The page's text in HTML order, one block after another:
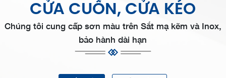
CỬA CUỐN, CỬA KÉO
Chúng tôi cung cấp sơn màu trên Sắt mạ kẽm và Inox,
bảo hành dài hạn